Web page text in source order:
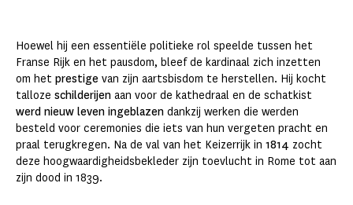
Hoewel hij een essentiële politieke rol speelde tussen het
Franse Rijk en het pausdom, bleef de kardinaal zich inzetten
om het prestige van zijn aartsbisdom te herstellen. Hij kocht
talloze schilderijen aan voor de kathedraal en de schatkist
werd nieuw leven ingeblazen dankzij werken die werden
besteld voor ceremonies die iets van hun vergeten pracht en
praal terugkregen. Na de val van het Keizerrijk in 1814 zocht
deze hoogwaardigheidsbekleder zijn toevlucht in Rome tot aan
zijn dood in 1839.